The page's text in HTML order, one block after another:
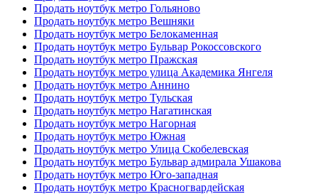
Продать ноутбук метро Гольяново
Продать ноутбук метро Вешняки
Продать ноутбук метро Белокаменная
Продать ноутбук метро Бульвар Рокоссовского
Продать ноутбук метро Пражская
Продать ноутбук метро улица Академика Янгеля
Продать ноутбук метро Аннино
Продать ноутбук метро Тульская
Продать ноутбук метро Нагатинская
Продать ноутбук метро Нагорная
Продать ноутбук метро Южная
Продать ноутбук метро Улица Скобелевская
Продать ноутбук метро Бульвар адмирала Ушакова
Продать ноутбук метро Юго-западная
Продать ноутбук метро Красногвардейская